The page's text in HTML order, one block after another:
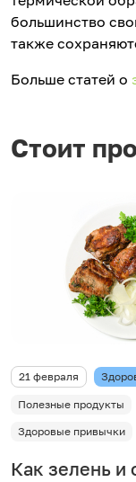
большинство
также
Больше статей о
Стоит
21 февраля
Полезные продукты
Здоровые привычки
Как зелень и